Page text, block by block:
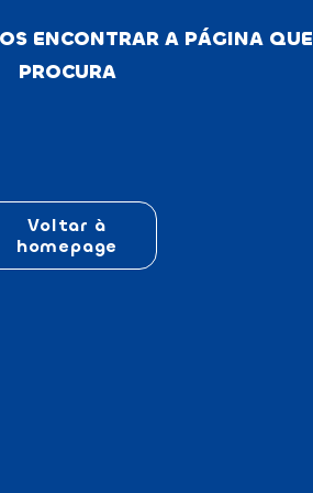
ENCONTRAR A PÁGINA QUE
PROCURA
Voltar à
homepage